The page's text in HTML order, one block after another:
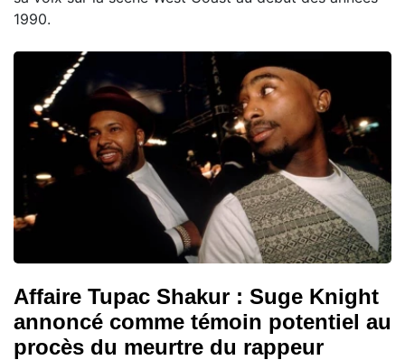
1990.
Affaire Tupac Shakur : Suge Knight
annoncé comme témoin potentiel au
procès du meurtre du rappeur